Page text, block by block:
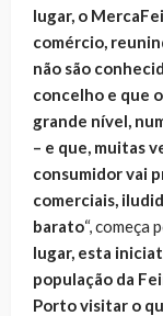
lugar, o
comércio,
não são
concelho e que
grande nível,
– e que, muitas
consumidor vai
comerciais,
barato“, começa
lugar, esta
população da
Porto visitar o